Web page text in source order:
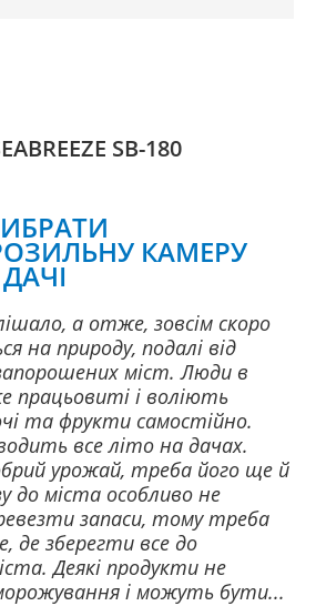
SB-180
КАМЕРУ
а отже, зовсім скоро
на природу, подалі від
міст. Люди в
працьовиті і воліють
та фрукти самостійно.
все літо на дачах.
урожай, треба його ще й
до міста особливо не
запаси, тому треба
де зберегти все до
Деякі продукти не
і можуть бути...